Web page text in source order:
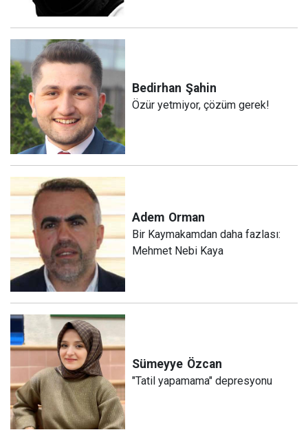
Bedirhan Şahin
Özür yetmiyor, çözüm gerek!
Adem Orman
Bir Kaymakamdan daha fazlası:
Mehmet Nebi Kaya
Sümeyye Özcan
"Tatil yapamama" depresyonu